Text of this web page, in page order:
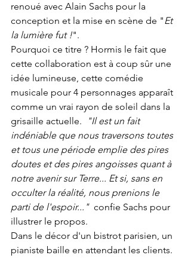
renoué avec Alain Sachs pour la
conception et la mise en scène de "Et
la lumière fut !".
Pourquoi ce titre ? Hormis le fait que
cette collaboration est à coup sûr une
idée lumineuse, cette comédie
musicale pour 4 personnages apparaît
comme un vrai rayon de soleil dans la
grisaille actuelle.
"Il est un fait
indéniable que nous traversons toutes
et tous une période emplie des pires
doutes et des pires angoisses quant à
notre avenir sur Terre... Et si, sans en
occulter la réalité, nous prenions le
parti de l'espoir..." confie Sachs pour
illustrer le propos.
Dans le décor d'un bistrot parisien, un
pianiste baille en attendant les clients.